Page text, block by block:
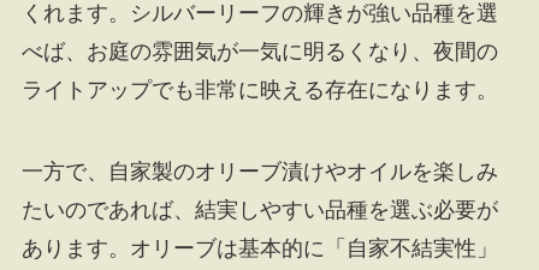
くれます。シルバーリーフの輝きが強い品種を選
べば、お庭の雰囲気が一気に明るくなり、夜間の
ライトアップでも非常に映える存在になります。
一方で、自家製のオリーブ漬けやオイルを楽しみ
たいのであれば、結実しやすい品種を選ぶ必要が
あります。オリーブは基本的に「自家不結実性」